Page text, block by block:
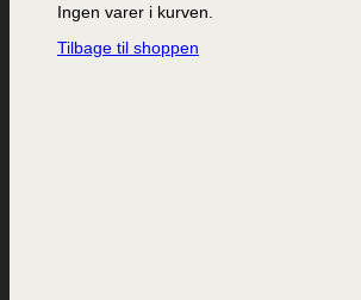
Ingen varer i kurven.
Tilbage til shoppen